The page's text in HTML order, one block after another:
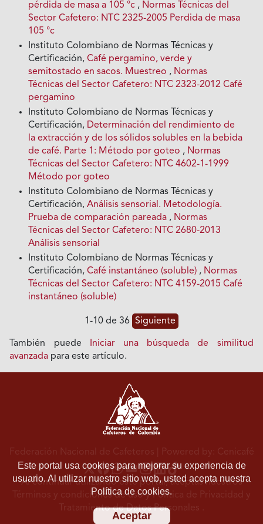
pérdida de masa a 105 °c , Normas Técnicas del
Sector Cafetero: NTC 2325-2005 Perdida de masa
105 °c
Instituto Colombiano de Normas Técnicas y
Certificación,Café pergamino, verde y
semitostado en sacos. Muestreo , Normas
Técnicas del Sector Cafetero: NTC 2323-2012 Café
pergamino
Instituto Colombiano de Normas Técnicas y
Certificación, Determinación del rendimiento de
la extracción y de los sólidos solubles en la bebida
de café. Parte 1: Método por goteo , Normas
Técnicas del Sector Cafetero: NTC 4602-1-1999
Método por goteo
Instituto Colombiano de Normas Técnicas y
Certificación,Análisis sensorial. Metodología.
Prueba de comparación pareada , Normas
Técnicas del Sector Cafetero: NTC 2680-2013
Análisis sensorial
Instituto Colombiano de Normas Técnicas y
Certificación,Café instantáneo (soluble) , Normas
Técnicas del Sector Cafetero: NTC 4159-2015 Café
instantáneo (soluble)
1-10 de 36 Siguiente
También puede
Iniciar una búsqueda de similitud
avanzada para este artículo.
Este portal usa cookies para mejorar su experiencia de
usuario. Al utilizar nuestro sitio web, usted acepta nuestra
Política de cookies.
Aceptar
Federación Nacional de Cafeteros | Powered by: Cenicafé
Al continuar utilizando este portal, aceptas nuestros
Términos y condiciones de usoyPolítica de Privacidad y
Tratamiento de Datos Personales